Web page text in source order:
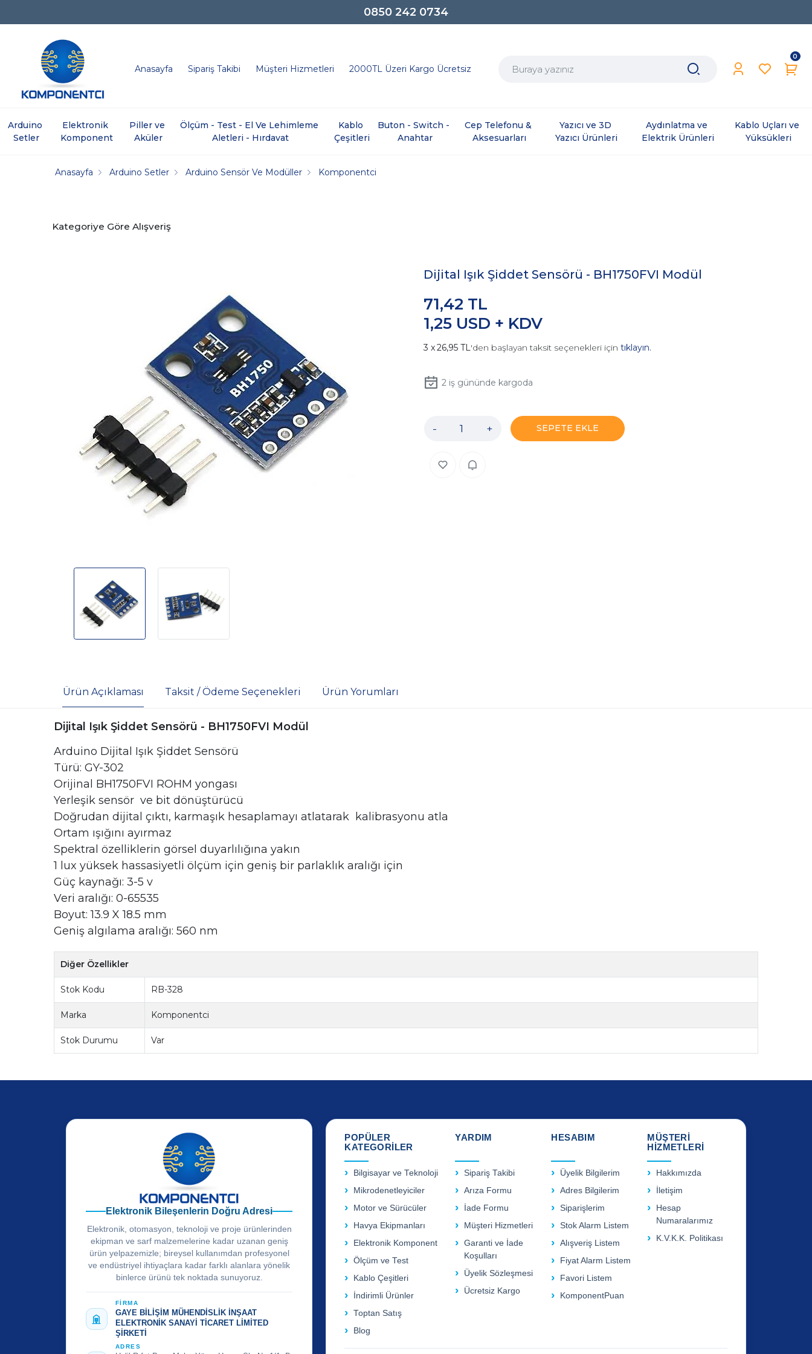
0850 242 0734
Anasayfa Sipariş Takibi Müşteri Hizmetleri 2000TL Üzeri Kargo Ücretsiz
0
Arduino
Setler
Elektronik
Komponent
Piller ve
Aküler
Ölçüm - Test - El Ve Lehimleme
Aletleri - Hırdavat
Kablo
Çeşitleri
Buton - Switch -
Anahtar
Cep Telefonu &
Aksesuarları
Yazıcı ve 3D
Yazıcı Ürünleri
Aydınlatma ve
Elektrik Ürünleri
Kablo Uçları ve
Yüksükleri
Anasayfa Arduino Setler Arduino Sensör Ve Modüller Komponentci
Kategoriye Göre Alışveriş
Dijital Işık Şiddet Sensörü - BH1750FVI Modül
1,25 USD + KDV
71,42 TL
26,95 TL'den başlayan taksit seçenekleri için tıklayın.
2iş gününde kargoda
- + SEPETE EKLE
Ürün Açıklaması Taksit / Ödeme Seçenekleri Ürün Yorumları
Dijital Işık Şiddet Sensörü - BH1750FVI Modül
Arduino Dijital Işık Şiddet Sensörü
Türü: GY-302
Orijinal BH1750FVI ROHM yongası
Yerleşik sensör ve bit dönüştürücü
Doğrudan dijital çıktı, karmaşık hesaplamayı atlatarak kalibrasyonu atla
Ortam ışığını ayırmaz
Spektral özelliklerin görsel duyarlılığına yakın
1 lux yüksek hassasiyetli ölçüm için geniş bir parlaklık aralığı için
Güç kaynağı: 3-5 v
Veri aralığı: 0-65535
Boyut: 13.9 X 18.5 mm
Geniş algılama aralığı: 560 nm
Diğer Özellikler
Stok Kodu RB-328
Marka Komponentci
Stok Durumu Var
Elektronik Bileşenlerin Doğru Adresi
Elektronik, otomasyon, teknoloji ve proje ürünlerinden
ekipman ve sarf malzemelerine kadar uzanan geniş
ürün yelpazemizle; bireysel kullanımdan profesyonel
ve endüstriyel ihtiyaçlara kadar farklı alanlara yönelik
binlerce ürünü tek noktada sunuyoruz.
FİRMA
GAYE BİLİŞİM MÜHENDİSLİK İNŞAAT
ELEKTRONİK SANAYİ TİCARET LİMİTED
ŞİRKETİ
ADRES
POPÜLER
KATEGORİLER
Bilgisayar ve Teknoloji
Mikrodenetleyiciler
Motor ve Sürücüler
Havya Ekipmanları
Elektronik Komponent
Ölçüm ve Test
Kablo Çeşitleri
İndirimli Ürünler
Toptan Satış
Blog
YARDIM
Sipariş Takibi
Arıza Formu
İade Formu
Müşteri Hizmetleri
Garanti ve İade
Koşulları
Üyelik Sözleşmesi
Ücretsiz Kargo
HESABIM
Üyelik Bilgilerim
Adres Bilgilerim
Siparişlerim
Stok Alarm Listem
Alışveriş Listem
Fiyat Alarm Listem
Favori Listem
KomponentPuan
MÜŞTERİ
HİZMETLERİ
Hakkımızda
İletişim
Hesap
Numaralarımız
K.V.K.K. Politikası